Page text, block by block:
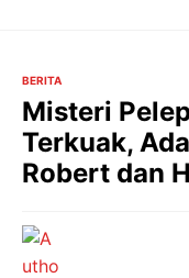
BERITA
Misteri
Terkuak,
Robert dan